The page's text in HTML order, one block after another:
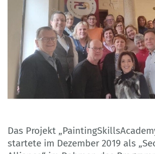
Das Projekt
startete im Dezember 2019 als